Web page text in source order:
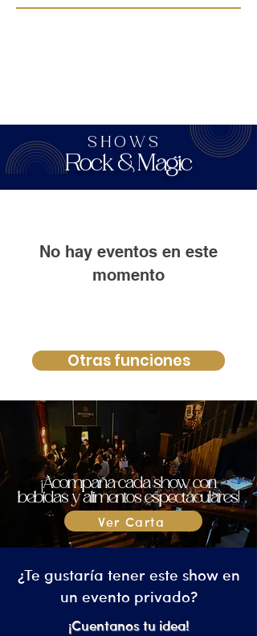
SHOWS
Rock & Magic
No hay eventos en este
momento
Otras funciones
¡Acompaña cada show con
bebidas y alimentos espectáculares!
Ver Carta
¿Te gustaría tener este show en
un evento privado?
¡Cuentanos tu idea!